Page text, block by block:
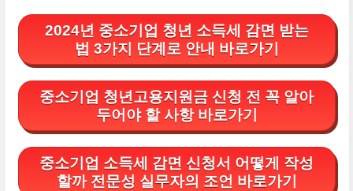
2024년 중소기업 청년 소득세 감면 받는
법 3가지 단계로 안내 바로가기
중소기업 청년고용지원금 신청 전 꼭 알아
두어야 할 사항 바로가기
중소기업 소득세 감면 신청서 어떻게 작성
할까 전문성 실무자의 조언 바로가기